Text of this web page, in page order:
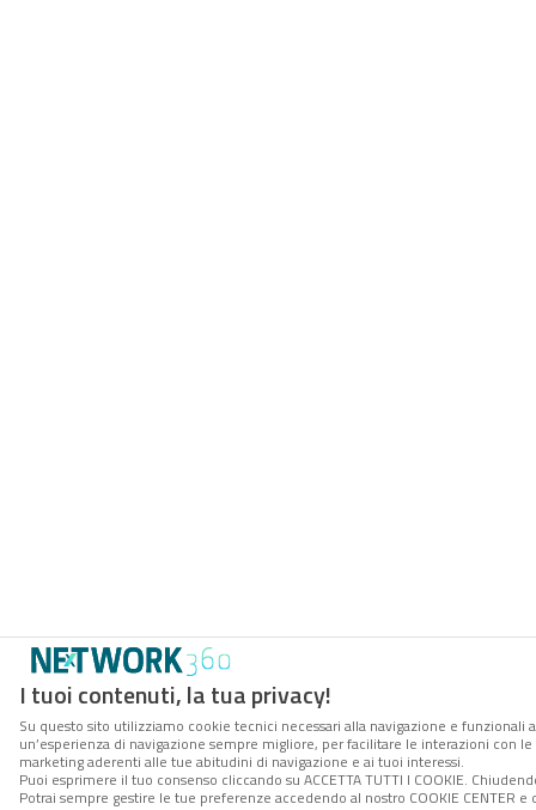
I tuoi contenuti, la tua privacy!
Su questo sito utilizziamo cookie tecnici necessari alla navigazione e
un’esperienza di navigazione sempre migliore, per facilitare le interazioni con
marketing aderenti alle tue abitudini di navigazione e ai tuoi interessi.
Puoi esprimere il tuo consenso cliccando su ACCETTA TUTTI I COOKIE.
Potrai sempre gestire le tue preferenze accedendo al nostro COOKIE